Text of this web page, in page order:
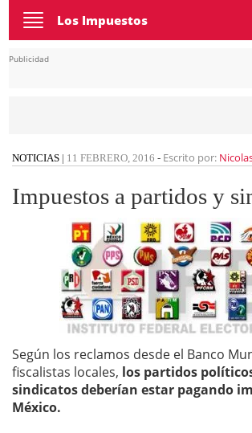
Toggle
navigation
Los Impuestos
Publicidad
NOTICIAS | 11 FEBRERO, 2016 - Escrito por:
Impuestos a partidos y
Según los reclamos desde el Banco
fiscalistas locales, los partidos
sindicatos deberían estar pagando
México.